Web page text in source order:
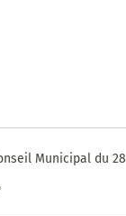
Mars 2026
Municipal du 28